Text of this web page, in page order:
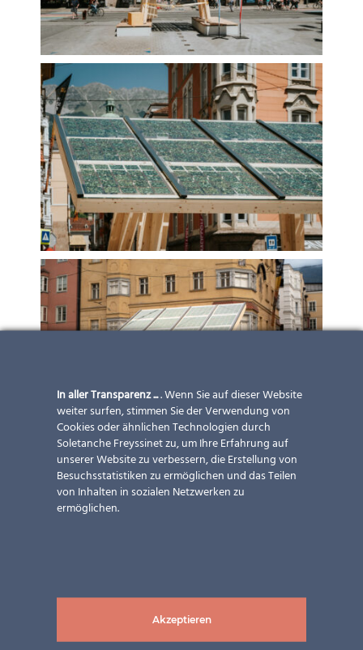
In aller Transparenz .... Wenn Sie auf dieser Website
weiter surfen, stimmen Sie der Verwendung von
Cookies oder ähnlichen Technologien durch
Soletanche Freyssinet zu, um Ihre Erfahrung auf
unserer Website zu verbessern, die Erstellung von
Besuchsstatistiken zu ermöglichen und das Teilen
von Inhalten in sozialen Netzwerken zu
ermöglichen.
Akzeptieren